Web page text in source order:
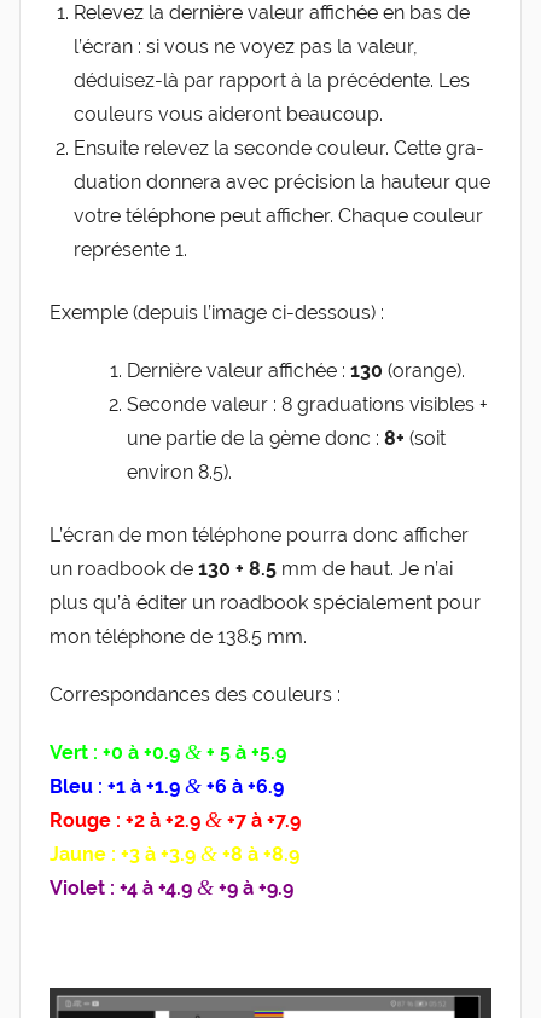
Rele­vez la der­nière valeur affi­chée en bas de
l’é­cran : si vous ne voyez pas la valeur,
déduisez-​là par rap­port à la pré­cé­dente. Les
cou­leurs vous aide­ront beaucoup.
Ensuite rele­vez la seconde cou­leur. Cette gra­
dua­tion don­ne­ra avec pré­ci­sion la hau­teur que
votre télé­phone peut affi­cher. Chaque cou­leur
repré­sente 1.
Exemple (depuis l’i­mage ci-dessous) :
Der­nière valeur affi­chée : 130 (orange).
Seconde valeur : 8 gra­dua­tions visibles +
une par­tie de la 9ème donc : 8+ (soit
envi­ron 8.5).
L’é­cran de mon télé­phone pour­ra donc affi­cher
un road­book de 130 + 8.5 mm de haut. Je n’ai
plus qu’à édi­ter un road­book spé­cia­le­ment pour
mon télé­phone de 138.5 mm.
Cor­res­pon­dances des couleurs :
Vert : +0 à +0.9 & + 5 à +5.9
Bleu : +1 à +1.9 & +6 à +6.9
Rouge : +2 à +2.9 & +7 à +7.9
Jaune : +3 à +3.9 & +8 à +8.9
Vio­let : +4 à +4.9 & +9 à +9.9